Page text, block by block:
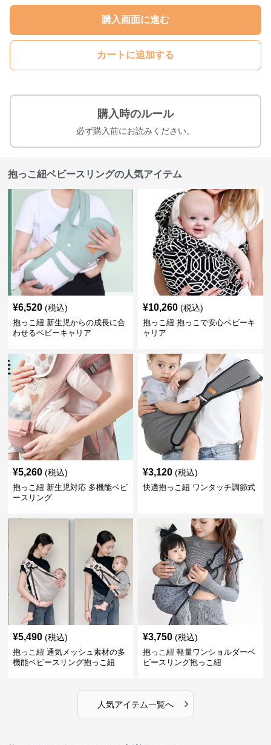
購入画面に進む
カートに追加する
購入時のルール
必ず購入前にお読みください。
抱っこ紐ベビースリングの人気アイテム
¥6,520 (税込)
抱っこ紐 新生児からの成長に合
わせるベビーキャリア
¥10,260 (税込)
抱っこ紐 抱っこで安心ベビーキ
ャリア
¥5,260 (税込)
抱っこ紐 新生児対応 多機能ベビ
ースリング
¥3,120 (税込)
快適抱っこ紐 ワンタッチ調節式
¥5,490 (税込)
抱っこ紐 通気メッシュ素材の多
機能ベビースリング抱っこ紐
¥3,750 (税込)
抱っこ紐 軽量ワンショルダーベ
ビースリング抱っこ紐
人気アイテム一覧へ ›